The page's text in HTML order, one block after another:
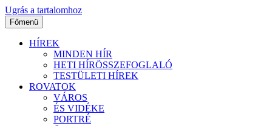
Ugrás a tartalomhoz
Főmenü
HÍREK
MINDEN HÍR
HETI HÍRÖSSZEFOGLALÓ
TESTÜLETI HÍREK
ROVATOK
VÁROS
ÉS VIDÉKE
PORTRÉ